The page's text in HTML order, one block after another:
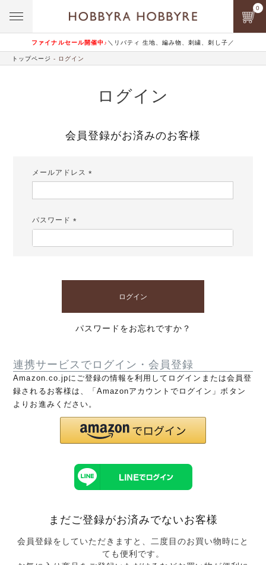
ファイナルセール開催中♪ ＼リバティ 生地、編み物、刺繍、刺し子／
0
トップページ ログイン
ログイン
会員登録がお済みのお客様
メールアドレス
パスワード
ログイン
パスワードをお忘れですか？
連携サービスでログイン・会員登録
Amazon.co.jpにご登録の情報を利用してログインまたは会員登
録されるお客様は、「Amazonアカウントでログイン」ボタン
よりお進みください。
まだご登録がお済みでないお客様
会員登録をしていただきますと、二度目のお買い物時にと
ても便利です。